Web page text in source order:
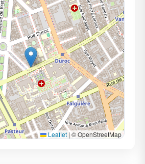
Leaflet | © OpenStreetMap